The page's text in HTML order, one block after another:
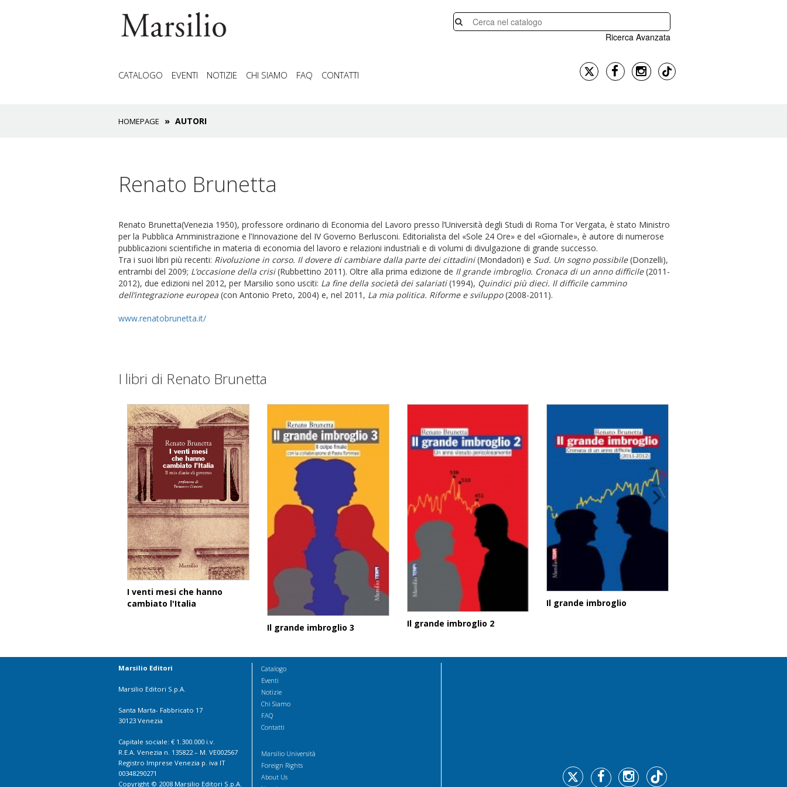
Ricerca Avanzata
CATALOGO EVENTI NOTIZIE CHI SIAMO FAQ CONTATTI
HOMEPAGE AUTORI
Renato Brunetta
Renato Brunetta(Venezia 1950), professore ordinario di Economia del Lavoro presso l’Università degli Studi di Roma Tor Vergata, è stato Ministro
per la Pubblica Amministrazione e l’Innovazione del IV Governo Berlusconi. Editorialista del «Sole 24 Ore» e del «Giornale», è autore di numerose
pubblicazioni scientifiche in materia di economia del lavoro e relazioni industriali e di volumi di divulgazione di grande successo.
Tra i suoi libri più recenti: Rivoluzione in corso. Il dovere di cambiare dalla parte dei cittadini(Mondadori) e Sud. Un sogno possibile(Donzelli),
entrambi del 2009; L’occasione della crisi(Rubbettino 2011). Oltre alla prima edizione de Il grande imbroglio. Cronaca di un anno difficile(2011-
2012), due edizioni nel 2012, per Marsilio sono usciti: La fine della società dei salariati(1994), Quindici più dieci. Il difficile cammino
dell’integrazione europea (con Antonio Preto, 2004) e, nel 2011, La mia politica. Riforme e sviluppo(2008-2011).
www.renatobrunetta.it/
I libri di Renato Brunetta
I venti mesi che hanno
cambiato l'Italia
Il grande imbroglio 3 Il grande imbroglio 2
Il grande imbroglio
Marsilio Editori
Marsilio Editori S.p.A.
Santa Marta- Fabbricato 17
30123 Venezia
Capitale sociale: € 1.300.000 i.v.
R.E.A. Venezia n. 135822 – M. VE002567
Registro Imprese Venezia p. iva IT
00348290271
Copyright © 2008 Marsilio Editori S.p.A.
Catalogo
Eventi
Notizie
Chi Siamo
FAQ
Contatti
Marsilio Università
Foreign Rights
About Us